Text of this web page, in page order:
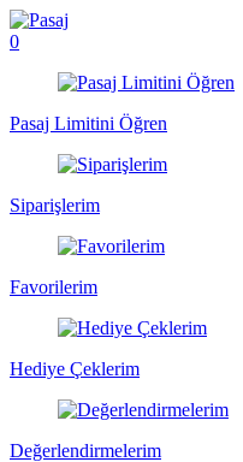
0
Pasaj Limitini Öğren
Siparişlerim
Favorilerim
Hediye Çeklerim
Değerlendirmelerim